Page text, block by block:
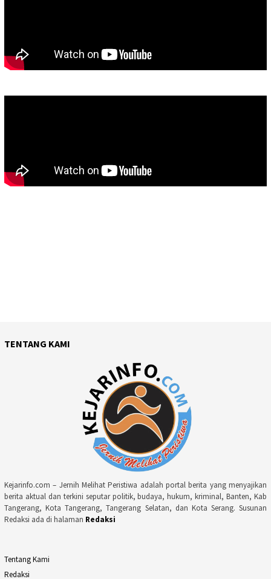
TENTANG KAMI
Kejarinfo.com – Jernih Melihat Peristiwa adalah portal berita yang menyajikan
berita aktual dan terkini seputar politik, budaya, hukum, kriminal, Banten, Kab
Tangerang, Kota Tangerang, Tangerang Selatan, dan Kota Serang. Susunan
Redaksi ada di halaman Redaksi
Tentang Kami
Redaksi